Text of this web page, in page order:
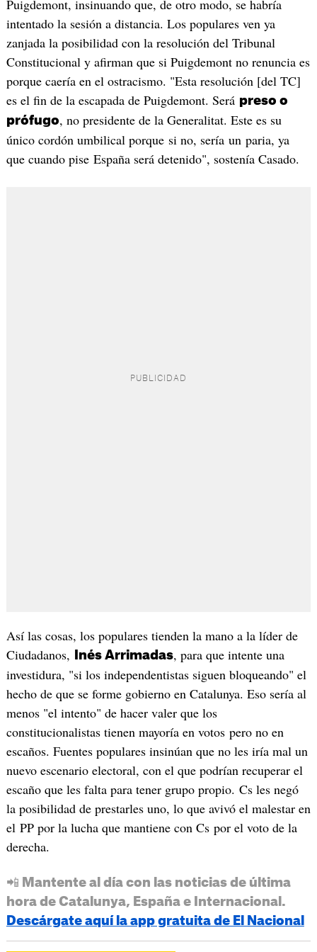
Puigdemont, insinuando que, de otro modo, se habría
intentado la sesión a distancia. Los populares ven ya
zanjada la posibilidad con la resolución del Tribunal
Constitucional y afirman que si Puigdemont no renuncia es
porque caería en el ostracismo. "Esta resolución [del TC]
es el fin de la escapada de Puigdemont. Será preso o
prófugo, no presidente de la Generalitat. Este es su
único cordón umbilical porque si no, sería un paria, ya
que cuando pise España será detenido", sostenía Casado.
Así las cosas, los populares tienden la mano a la líder de
Ciudadanos,
Inés Arrimadas, para que intente una
investidura, "si los independentistas siguen bloqueando" el
hecho de que se forme gobierno en Catalunya. Eso sería al
menos "el intento" de hacer valer que los
constitucionalistas tienen mayoría en votos pero no en
escaños. Fuentes populares insinúan que no les iría mal un
nuevo escenario electoral, con el que podrían recuperar el
escaño que les falta para tener grupo propio. Cs les negó
la posibilidad de prestarles uno, lo que avivó el malestar en
el PP por la lucha que mantiene con Cs por el voto de la
derecha.
📲 Mantente al día con las noticias de última
hora de Catalunya, España e Internacional.
Descárgate aquí la app gratuita de El Nacional